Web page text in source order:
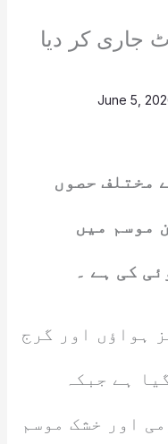
جاری کر دیا
June 5,
مختلف حصوں
موسم میں
کی ہے ۔
ہواؤں اور گرج
ہے جبکہ
اور خشک موسم